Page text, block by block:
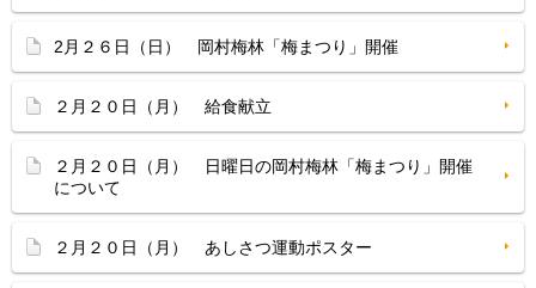
2月２６日（日） 岡村梅林「梅まつり」開催
２月２０日（月） 給食献立
２月２０日（月） 日曜日の岡村梅林「梅まつり」開催
について
２月２０日（月） あしさつ運動ポスター